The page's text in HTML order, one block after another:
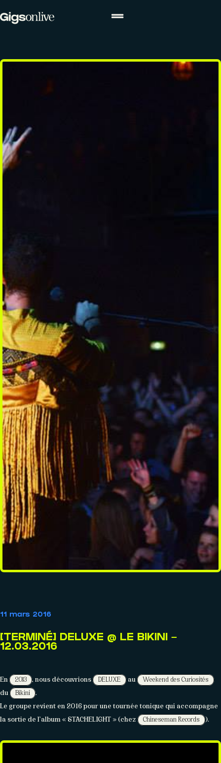
ACTUALITÉS
ÉCOUTER
Coup de coeur Playlist Mixtape
AGENDA
11 mars 2016
[TERMINÉ] DELUXE @ LE BIKINI –
12.03.2016
En 2013 , nous découvrions DELUXE au Weekend des Curiosités
du Bikini
.
Le groupe revient en 2016 pour une tournée tonique qui accompagne
la sortie de l’album « STACHELIGHT » (chez
Chineseman Records ).